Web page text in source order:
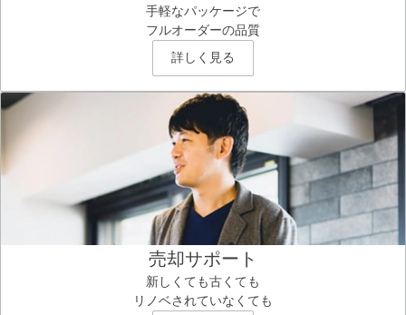
手軽なパッケージで
フルオーダーの品質
詳しく見る
売却サポート
新しくても古くても
リノベされていなくても